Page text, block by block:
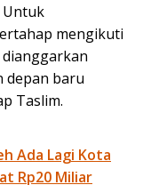
Untuk
mengikuti
depan baru
Taslim.
Ada Lagi Kota
Rp20 Miliar